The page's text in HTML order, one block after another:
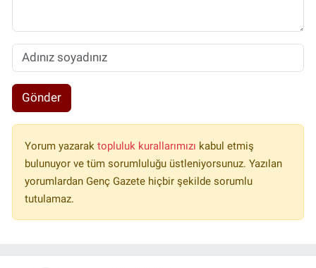
Gönder
Yorum yazarak topluluk kurallarımızı kabul etmiş
bulunuyor ve tüm sorumluluğu üstleniyorsunuz. Yazılan
yorumlardan Genç Gazete hiçbir şekilde sorumlu
tutulamaz.